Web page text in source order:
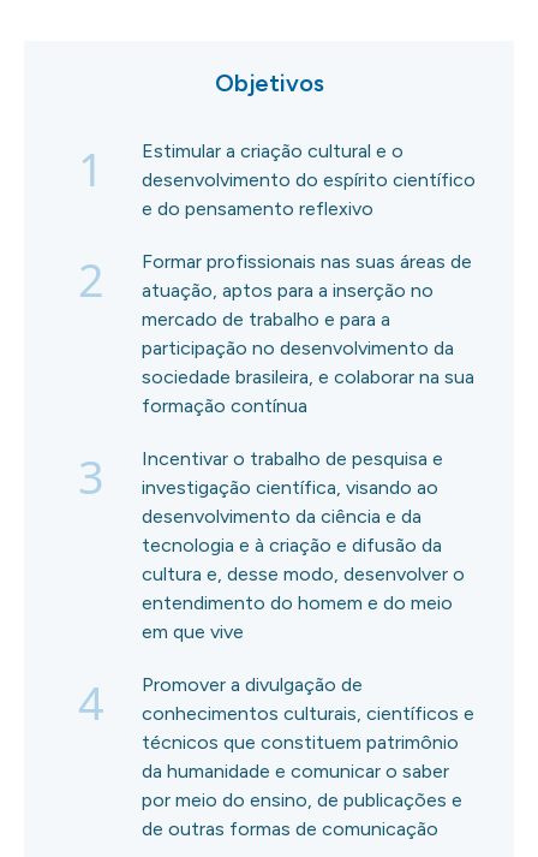
Objetivos
1
Estimular a criação cultural e o
desenvolvimento do espírito científico
e do pensamento reflexivo
2
Formar profissionais nas suas áreas de
atuação, aptos para a inserção no
mercado de trabalho e para a
participação no desenvolvimento da
sociedade brasileira, e colaborar na sua
formação contínua
3
Incentivar o trabalho de pesquisa e
investigação científica, visando ao
desenvolvimento da ciência e da
tecnologia e à criação e difusão da
cultura e, desse modo, desenvolver o
entendimento do homem e do meio
em que vive
4
Promover a divulgação de
conhecimentos culturais, científicos e
técnicos que constituem patrimônio
da humanidade e comunicar o saber
por meio do ensino, de publicações e
de outras formas de comunicação